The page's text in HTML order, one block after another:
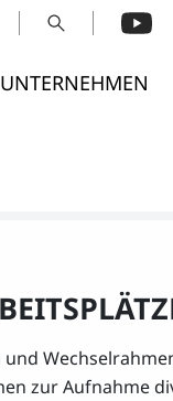
UNTERNEHMEN
zur Aufnahme